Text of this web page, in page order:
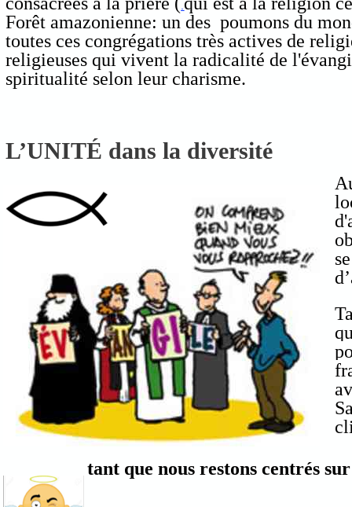
L’UNITÉ dans la diversité
tant que nous restons centrés
.
Forêt amazonienne: un des poumons du
toutes ces congrégations très actives de
religieuses qui vivent la radicalité de
spiritualité selon leur charisme.